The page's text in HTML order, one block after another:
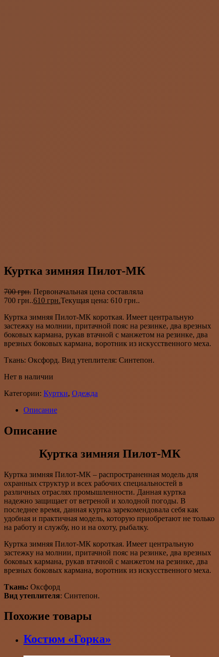
Куртка зимняя Пилот-МК
700грн. Первоначальная цена составляла
700 грн..610 грн.Текущая цена: 610 грн..
Куртка зимняя Пилот-МК короткая. Имеет центральную
застежку на молнии, притачной пояс на резинке, два врезных
боковых кармана, рукав втачной с манжетом на резинке, два
врезных боковых кармана, воротник из искусственного меха.
Ткань: Оксфорд. Вид утеплителя: Синтепон.
Нет в наличии
Категории: Куртки, Одежда
Описание
Описание
Куртка зимняя Пилот-МК
Куртка зимняя Пилот-МК – распространенная модель для
охранных структур и всех рабочих специальностей в
различных отраслях промышленности. Данная куртка
надежно защищает от ветреной и холодной погоды. В
последнее время, данная куртка зарекомендовала себя как
удобная и практичная модель, которую приобретают не только
на работу и службу, но и на охоту, рыбалку.
Куртка зимняя Пилот-МК короткая. Имеет центральную
застежку на молнии, притачной пояс на резинке, два врезных
боковых кармана, рукав втачной с манжетом на резинке, два
врезных боковых кармана, воротник из искусственного меха.
Ткань: Оксфорд
Вид утеплителя: Синтепон.
Похожие товары
Костюм «Горка»